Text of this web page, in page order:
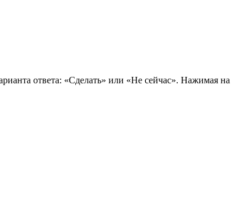
ответа: «Сделать» или «Не сейчас». Нажимая на